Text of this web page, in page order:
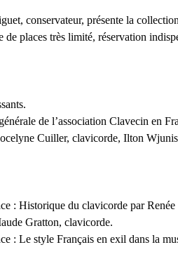
conservateur, présente la
places très limité, réservation
de l’association Clavecin en
Cuiller, clavicorde, Ilton
: Historique du clavicorde par
Gratton, clavicorde.
: Le style Français en exil dans la